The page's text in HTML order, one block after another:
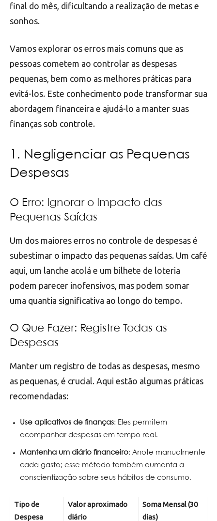
final do mês, dificultando a realização de metas e
sonhos.
Vamos explorar os erros mais comuns que as
pessoas cometem ao controlar as despesas
pequenas, bem como as melhores práticas para
evitá-los. Este conhecimento pode transformar sua
abordagem financeira e ajudá-lo a manter suas
finanças sob controle.
1. Negligenciar as Pequenas
Despesas
O Erro: Ignorar o Impacto das
Pequenas Saídas
Um dos maiores erros no controle de despesas é
subestimar o impacto das pequenas saídas. Um café
aqui, um lanche acolá e um bilhete de loteria
podem parecer inofensivos, mas podem somar
uma quantia significativa ao longo do tempo.
O Que Fazer: Registre Todas as
Despesas
Manter um registro de todas as despesas, mesmo
as pequenas, é crucial. Aqui estão algumas práticas
recomendadas:
Use aplicativos de finanças: Eles permitem
acompanhar despesas em tempo real.
Mantenha um diário financeiro: Anote manualmente
cada gasto; esse método também aumenta a
conscientização sobre seus hábitos de consumo.
Tipo de
Despesa
Valor aproximado
diário
Soma Mensal (30
dias)